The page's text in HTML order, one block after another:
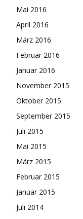
Mai 2016
April 2016
März 2016
Februar 2016
Januar 2016
November 2015
Oktober 2015
September 2015
Juli 2015
Mai 2015
März 2015
Februar 2015
Januar 2015
Juli 2014